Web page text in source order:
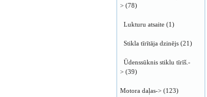
> (78)
Lukturu atsaite (1)
Stikla tīrītāja dzinējs (21)
Ūdenssūknis stiklu tīrīš.-
> (39)
Motora daļas-> (123)